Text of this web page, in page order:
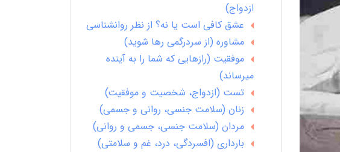
ازدواج)
عشق کافی است یا نه؟ از نظر روانشناسی
مشاوره (از سردرگمی رها شوید)
موفقیت (رازهایی که شما را به آینده
میرساند)
تست (ازدواج، شخصیت و موفقیت)
زنان (سلامت جنسی، روانی و جسمی)
مردان (سلامت جنسی، جسمی و روانی)
بارداری (افسردگی، درد، غم و سلامتی)